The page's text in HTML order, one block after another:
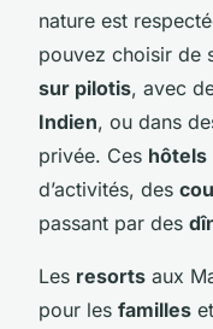
nature est
pouvez choisir de
sur pilotis, avec
Indien, ou dans
privée. Ces hôtels
d’activités, des
passant par des
Les resorts aux
pour les familles